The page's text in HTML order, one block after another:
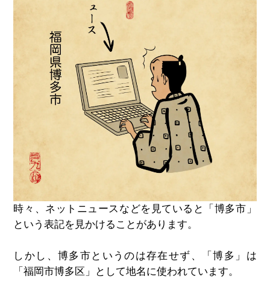
時々、ネットニュースなどを見ていると「博多市」
という表記を見かけることがあります。
しかし、博多市というのは存在せず、「博多」は
「福岡市博多区」として地名に使われています。